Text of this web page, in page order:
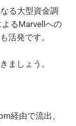
る大型資金調
るMarvellへの
活発です。
ましょう。
経由で流出、